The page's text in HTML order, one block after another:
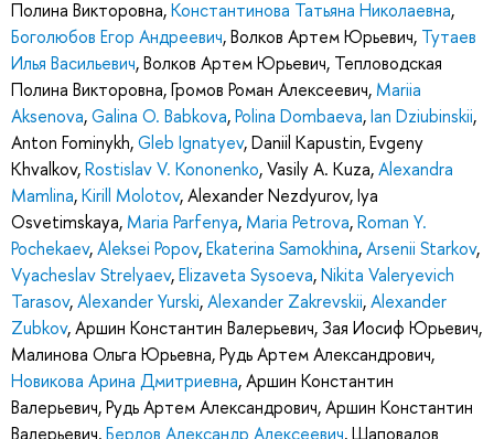
Полина Викторовна,Константинова Татьяна Николаевна,
Боголюбов Егор Андреевич,Волков Артем Юрьевич, Тутаев
Илья Васильевич,Волков Артем Юрьевич, Тепловодская
Полина Викторовна,Громов Роман Алексеевич, Mariia
Aksenova,Galina O. Babkova,Polina Dombaeva,Ian Dziubinskii,
Anton Fominykh,Gleb Ignatyev,Daniil Kapustin,Evgeny
Khvalkov,Rostislav V. Kononenko,Vasily A. Kuza,Alexandra
Mamlina,Kirill Molotov,Alexander Nezdyurov,Iya
Osvetimskaya, Maria Parfenya, Maria Petrova,Roman Y.
Pochekaev,Aleksei Popov,Ekaterina Samokhina,Arsenii Starkov,
Vyacheslav Strelyaev,Elizaveta Sysoeva,Nikita Valeryevich
Tarasov,Alexander Yurski,Alexander Zakrevskii,Alexander
Zubkov,Аршин Константин Валерьевич, Зая Иосиф Юрьевич,
Малинова Ольга Юрьевна,Рудь Артем Александрович,
Новикова Арина Дмитриевна,Аршин Константин
Валерьевич,Рудь Артем Александрович,Аршин Константин
Валерьевич,Берлов Александр Алексеевич,Шаповалов